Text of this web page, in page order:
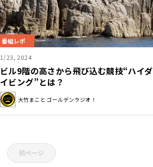
番組レポ
1/23, 2024
ビル9階の高さから飛び込む競技“ハイダ
イビング”とは？
大竹まこと ゴールデンラジオ！
前ページ